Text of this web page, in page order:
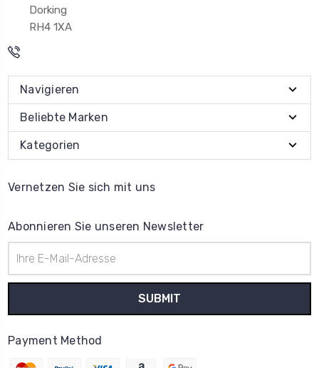
Dorking
RH4 1XA
Navigieren
Beliebte Marken
Kategorien
Vernetzen Sie sich mit uns
Abonnieren Sie unseren Newsletter
Mail-
Adresse
Payment Method